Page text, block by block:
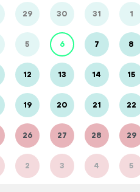
29 30 31 1
5 6 7 8
12 13 14 15
19 20 21 22
26 27 28 29
2 3 4 5